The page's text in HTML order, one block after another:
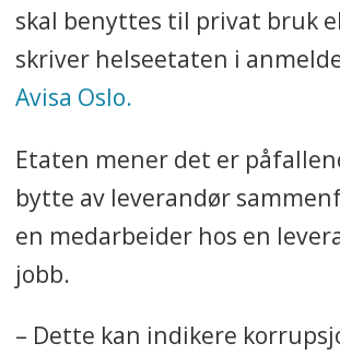
skal benyttes til privat bruk
skriver helseetaten i
Avisa Oslo.
Etaten mener det er
bytte av leverandør
en medarbeider hos en
jobb.
– Dette kan indikere